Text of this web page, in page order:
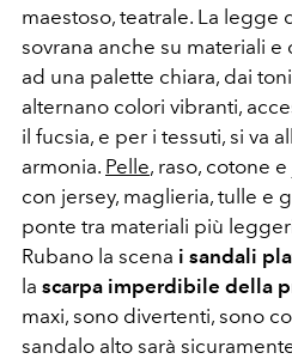
maestoso, teatrale. La legge
sovrana anche su materiali e
ad una palette chiara, dai
alternano colori vibranti,
il fucsia, e per i tessuti, si va
armonia. Pelle, raso, cotone
con jersey, maglieria, tulle e
ponte tra materiali più
Rubano la scena i sandali
la scarpa imperdibile della
maxi, sono divertenti, sono
sandalo alto sarà